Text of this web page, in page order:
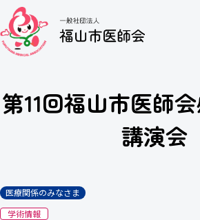
第11回福山市医師
講演会
医療関係のみなさま
学術情報